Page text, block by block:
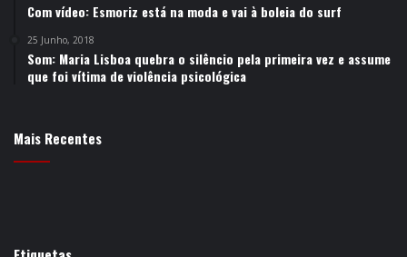
Com vídeo: Esmoriz está na moda e vai à boleia do surf
25 Junho, 2018
Som: Maria Lisboa quebra o silêncio pela primeira vez e assume
que foi vítima de violência psicológica
Mais Recentes